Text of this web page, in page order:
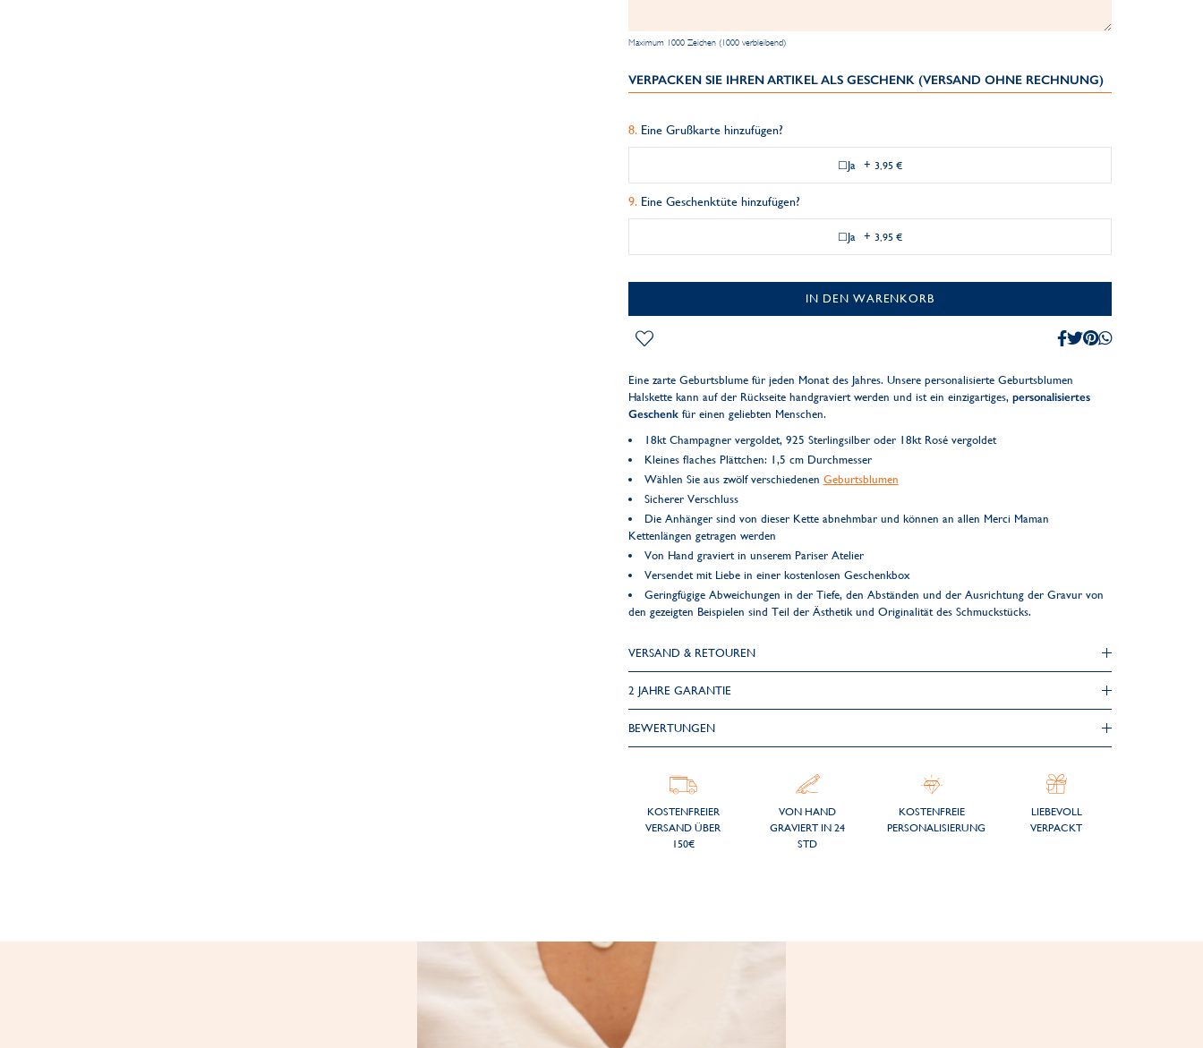
Maximum 1000 Zeichen (1000 verbleibend)
VERPACKEN SIE IHREN ARTIKEL ALS GESCHENK (VERSAND OHNE RECHNUNG)
Eine Grußkarte hinzufügen?
Ja + 3,95 €
Eine Geschenktüte hinzufügen?
Ja + 3,95 €
IN DEN WARENKORB
Eine zarte Geburtsblume für jeden Monat des Jahres. Unsere personalisierte Geburtsblumen
Halskette kann auf der Rückseite handgraviert werden und ist ein einzigartiges, personalisiertes
Geschenkfür einen geliebten Menschen.
18kt Champagner vergoldet, 925 Sterlingsilber oder 18kt Rosé vergoldet
Kleines flaches Plättchen: 1,5 cm Durchmesser
Wählen Sie aus zwölf verschiedenen Geburtsblumen
Sicherer Verschluss
Die Anhänger sind von dieser Kette abnehmbar und können an allen Merci Maman
Kettenlängen getragen werden
Von Hand graviert in unserem Pariser Atelier
Versendet mit Liebe in einer kostenlosen Geschenkbox
Geringfügige Abweichungen in der Tiefe, den Abständen und der Ausrichtung der Gravur von
den gezeigten Beispielen sind Teil der Ästhetik und Originalität des Schmuckstücks.
VERSAND & RETOUREN
2 JAHRE GARANTIE
BEWERTUNGEN
KOSTENFREIER
VERSAND ÜBER
150€
VON HAND
GRAVIERT IN 24
STD
KOSTENFREIE
PERSONALISIERUNG
LIEBEVOLL
VERPACKT